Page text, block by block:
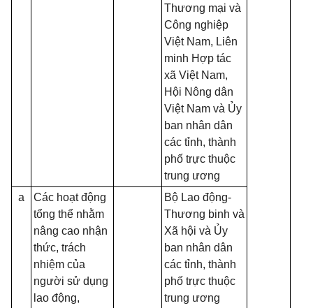
Thương mại và
Công nghiệp
Việt Nam, Liên
minh Hợp tác
xã Việt Nam,
Hội Nông dân
Việt Nam và Ủy
ban nhân dân
các tỉnh, thành
phố trực thuộc
trung ương
a
Các hoạt động
tổng thể nhằm
nâng cao nhận
thức, trách
nhiệm của
người sử dụng
lao động,
Bộ Lao động-
Thương binh và
Xã hội và Ủy
ban nhân dân
các tỉnh, thành
phố trực thuộc
trung ương